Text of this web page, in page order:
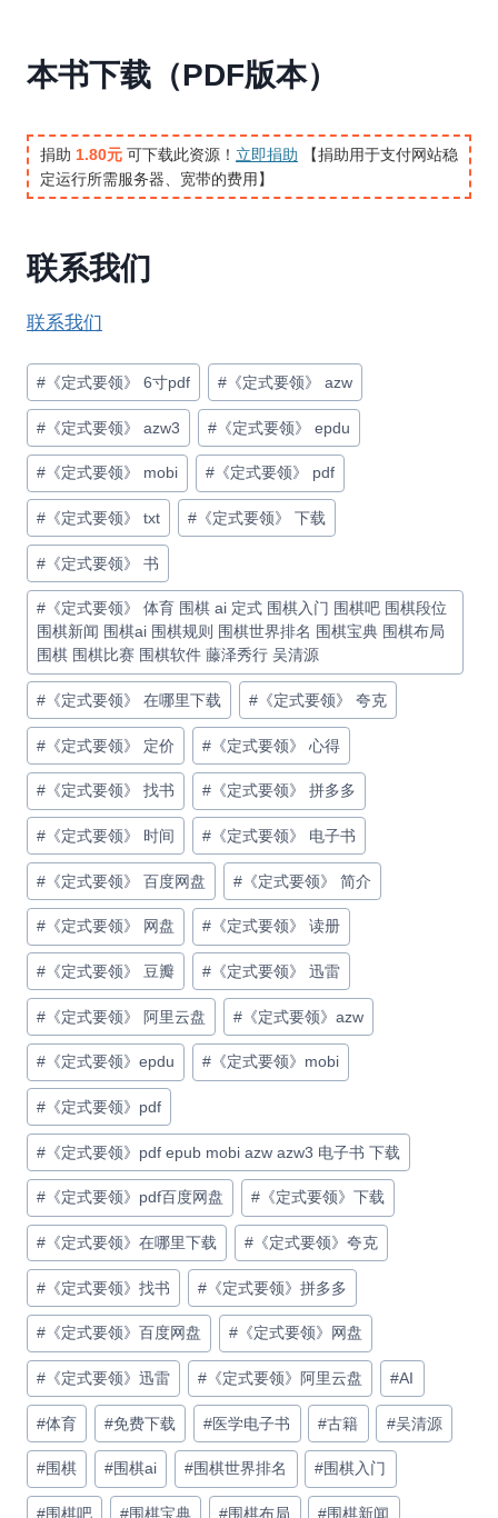
本书下载（PDF版本）
捐助 1.80元 可下载此资源！ 立即捐助 【捐助用于支付网站稳
定运行所需服务器、宽带的费用】
联系我们
联系我们
文
章
标
签：
# 《定式要领》 6寸pdf # 《定式要领》 azw
# 《定式要领》 azw3 # 《定式要领》 epdu
# 《定式要领》 mobi # 《定式要领》 pdf
# 《定式要领》 txt # 《定式要领》 下载
# 《定式要领》 书
# 《定式要领》 体育 围棋 ai 定式 围棋入门 围棋吧 围棋段位
围棋新闻 围棋ai 围棋规则 围棋世界排名 围棋宝典 围棋布局
围棋 围棋比赛 围棋软件 藤泽秀行 吴清源
# 《定式要领》 在哪里下载 # 《定式要领》 夸克
# 《定式要领》 定价 # 《定式要领》 心得
# 《定式要领》 找书 # 《定式要领》 拼多多
# 《定式要领》 时间 # 《定式要领》 电子书
# 《定式要领》 百度网盘 # 《定式要领》 简介
# 《定式要领》 网盘 # 《定式要领》 读册
# 《定式要领》 豆瓣 # 《定式要领》 迅雷
# 《定式要领》 阿里云盘 # 《定式要领》azw
# 《定式要领》epdu # 《定式要领》mobi
# 《定式要领》pdf
# 《定式要领》pdf epub mobi azw azw3 电子书 下载
# 《定式要领》pdf百度网盘 # 《定式要领》下载
# 《定式要领》在哪里下载 # 《定式要领》夸克
# 《定式要领》找书 # 《定式要领》拼多多
# 《定式要领》百度网盘 # 《定式要领》网盘
# 《定式要领》迅雷 # 《定式要领》阿里云盘 #AI
#体育 #免费下载 #医学电子书 #古籍 #吴清源
#围棋 #围棋ai #围棋世界排名 #围棋入门
#围棋吧 #围棋宝典 #围棋布局 #围棋新闻